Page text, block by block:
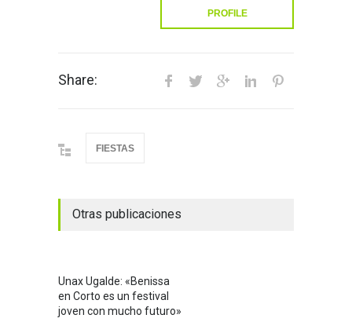
PROFILE
Share:
FIESTAS
Otras publicaciones
Unax Ugalde: «Benissa
en Corto es un festival
joven con mucho futuro»